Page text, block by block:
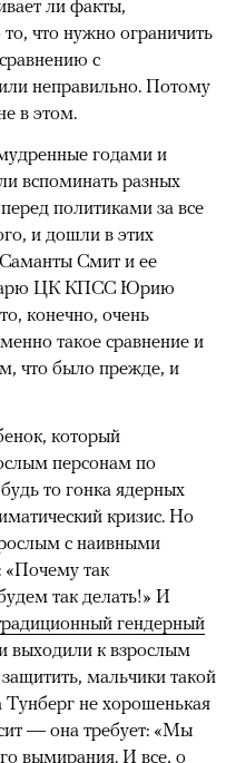
ли факты,
что нужно ограничить
с
неправильно. Потому
в этом.
годами и
вспоминать разных
политиками за все
и дошли в этих
Смит и ее
ЦК КПСС Юрию
конечно, очень
такое сравнение и
что было прежде, и
который
персонам по
то гонка ядерных
кризис. Но
с наивными
так
так делать!» И
гендерный
выходили к взрослым
мальчики такой
Тунберг не хорошенькая
— она требует: «Мы
вымирания. И все, о